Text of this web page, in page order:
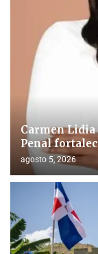
Carmen
Penal
agosto 5, 2026